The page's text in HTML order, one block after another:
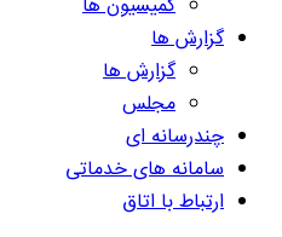
کمیسیون ها
گزارش ها
گزارش ها
مجلس
چندرسانه ای
سامانه های خدماتی
ارتباط با اتاق